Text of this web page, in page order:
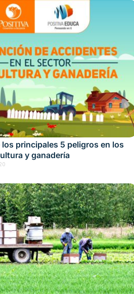
los principales 5 peligros en los
y ganadería